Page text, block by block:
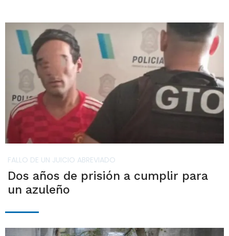
FALLO DE UN JUICIO ABREVIADO
Dos años de prisión a cumplir para
un azuleño